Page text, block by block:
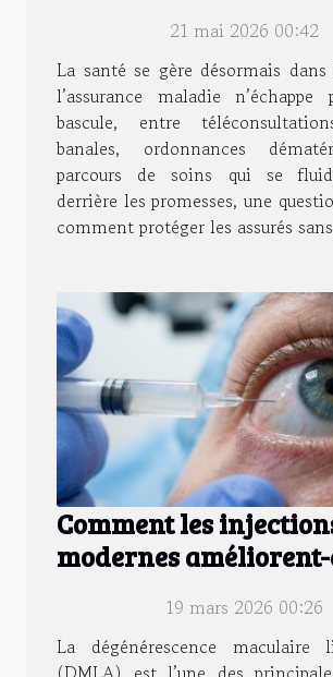
21 mai 2026 00:42
La santé se gère désormais
l’assurance maladie
bascule, entre
banales, ordonnances
parcours de soins qui se
derrière les promesses, une
comment protéger les assurés
Comment les
modernes
19 mars 2026 00:26
La dégénérescence